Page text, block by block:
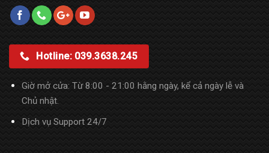
Hotline: 039.3638.245
Giờ mở cửa: Từ 8:00 - 21:00 hằng ngày, kể cả ngày lễ và
Chủ nhật.
Dịch vụ Support 24/7